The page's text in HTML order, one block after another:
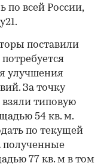
по всей России,
поставили
улучшения
За точку
взяли типовую
54 кв. м.
по текущей
полученные
77 кв. м в том